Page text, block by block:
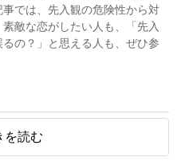
では、先入観の危険性から対
敵な恋がしたい人も、「先入
の？」と思える人も、ぜひ参
を読む